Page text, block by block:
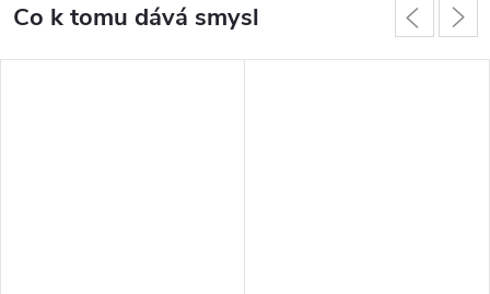
Co k tomu dává smysl